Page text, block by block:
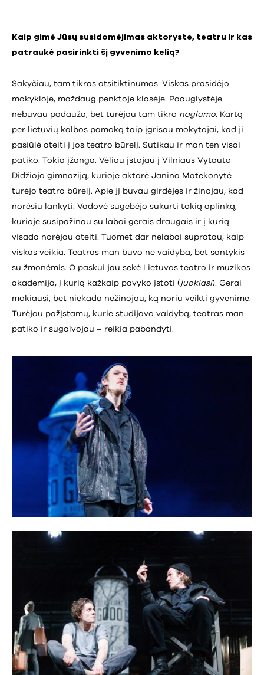
Kaip gimė Jūsų susidomėjimas aktoryste, teatru ir kas
patraukė pasirinkti šį gyvenimo kelią?
Sakyčiau, tam tikras atsitiktinumas. Viskas prasidėjo
mokykloje, maždaug penktoje klasėje. Paauglystėje
nebuvau padauža, bet turėjau tam tikro naglumo. Kartą
per lietuvių kalbos pamoką taip įgrisau mokytojai, kad ji
pasiūlė ateiti į jos teatro būrelį. Sutikau ir man ten visai
patiko. Tokia įžanga. Vėliau įstojau į Vilniaus Vytauto
Didžiojo gimnaziją, kurioje aktorė Janina Matekonytė
turėjo teatro būrelį. Apie jį buvau girdėjęs ir žinojau, kad
norėsiu lankyti. Vadovė sugebėjo sukurti tokią aplinką,
kurioje susipažinau su labai gerais draugais ir į kurią
visada norėjau ateiti. Tuomet dar nelabai supratau, kaip
viskas veikia. Teatras man buvo ne vaidyba, bet santykis
su žmonėmis. O paskui jau sekė Lietuvos teatro ir muzikos
akademija, į kurią kažkaip pavyko įstoti ( juokiasi). Gerai
mokiausi, bet niekada nežinojau, ką noriu veikti gyvenime.
Turėjau pažįstamų, kurie studijavo vaidybą, teatras man
patiko ir sugalvojau – reikia pabandyti.